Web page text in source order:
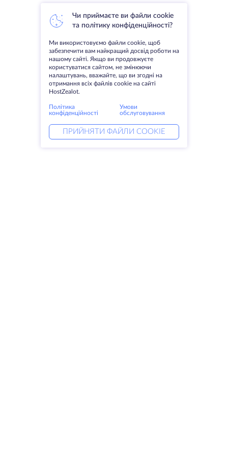
Чи приймаєте ви файли cookie
та політику конфіденційності?
Ми використовуємо файли cookie, щоб
забезпечити вам найкращий досвід роботи на
нашому сайті. Якщо ви продовжуєте
користуватися сайтом, не змінюючи
налаштувань, вважайте, що ви згодні на
отримання всіх файлів cookie на сайті
HostZealot.
Політика
конфіденційності
Умови
обслуговування
ПРИЙНЯТИ ФАЙЛИ COOKIE